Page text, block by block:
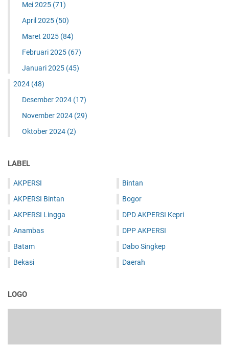
Mei 2025 (71)
April 2025 (50)
Maret 2025 (84)
Februari 2025 (67)
Januari 2025 (45)
2024 (48)
Desember 2024 (17)
November 2024 (29)
Oktober 2024 (2)
LABEL
AKPERSI
AKPERSI Bintan
AKPERSI Lingga
Anambas
Batam
Bekasi
Bintan
Bogor
DPD AKPERSI Kepri
DPP AKPERSI
Dabo Singkep
Daerah
LOGO